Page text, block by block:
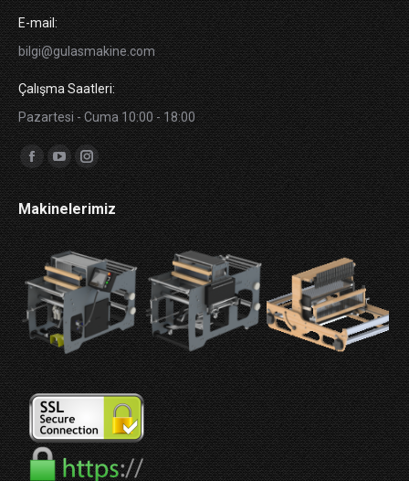
E-mail:
bilgi@gulasmakine.com
Çalışma Saatleri:
Pazartesi - Cuma 10:00 - 18:00
Bizi bulun:
Facebook
sayfası
yeni
pencerede
açılır
Youtube
sayfası
yeni
pencerede
açılır
Instagram
sayfası
yeni
pencerede
açılır
Makinelerimiz